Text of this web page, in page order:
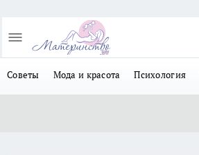
Советы Мода и красота Психология